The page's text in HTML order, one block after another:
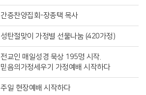
간증찬양집회-장종택 목사
성탄절맞이 가정별 선물나눔 (420가정)
전교인 매일성경 묵상 195명 시작.
믿음의가정세우기 가정예배 시작하다
주일 현장예배 시작하다